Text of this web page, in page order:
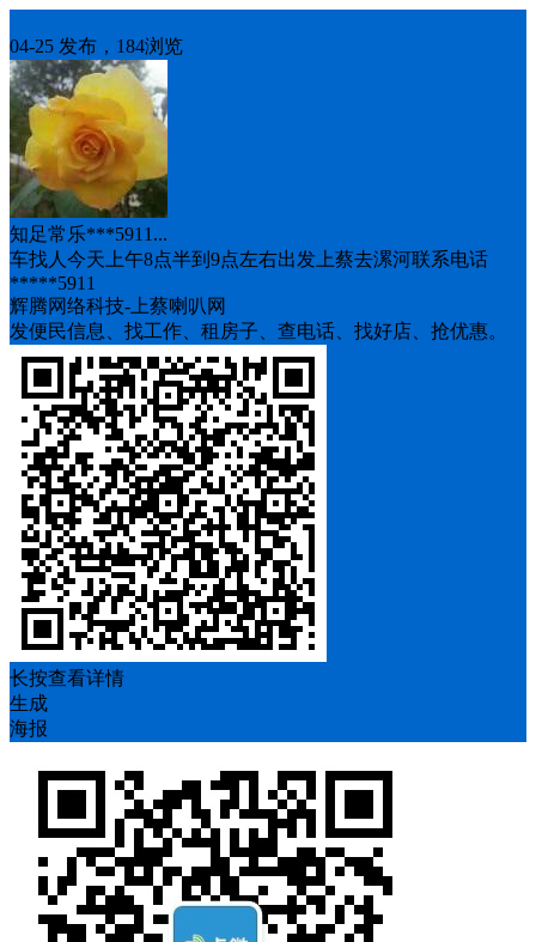
04-25 发布，184浏览
知足常乐***5911...
车找人今天上午8点半到9点左右出发上蔡去漯河联系电话
*****5911
辉腾网络科技-上蔡喇叭网
发便民信息、找工作、租房子、查电话、找好店、抢优惠。
长按查看详情
生成
海报